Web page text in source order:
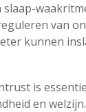
slaap-
van
kunnen
is
en